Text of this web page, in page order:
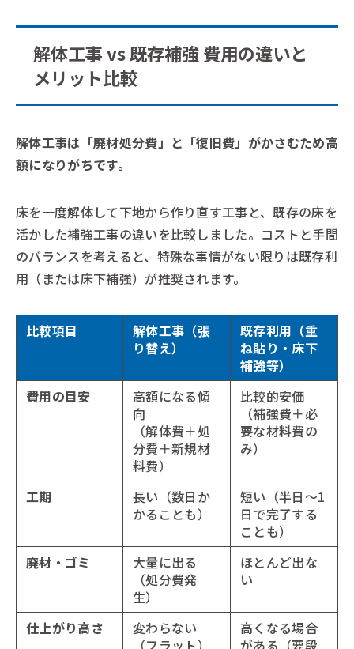
解体工事 vs 既存補強 費用の違いと
メリット比較
解体工事は「廃材処分費」と「復旧費」がかさむため高
額になりがちです。
床を一度解体して下地から作り直す工事と、既存の床を
活かした補強工事の違いを比較しました。コストと手間
のバランスを考えると、特殊な事情がない限りは既存利
用（または床下補強）が推奨されます。
比較項目
解体工事（張
り替え）
既存利用（重
ね貼り・床下
補強等）
費用の目安
高額になる傾
向
（解体費＋処
分費＋新規材
料費）
比較的安価
（補強費＋必
要な材料費の
み）
工期
長い（数日か
かることも）
短い（半日〜1
日で完了する
ことも）
廃材・ゴミ
大量に出る
（処分費発
生）
ほとんど出な
い
仕上がり高さ
変わらない
（フラット）
高くなる場合
がある（要段